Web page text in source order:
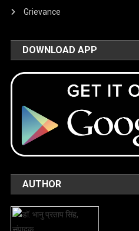
Grievance
DOWNLOAD APP
AUTHOR